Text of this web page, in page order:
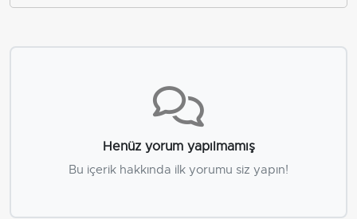
Henüz yorum yapılmamış
Bu içerik hakkında ilk yorumu siz yapın!